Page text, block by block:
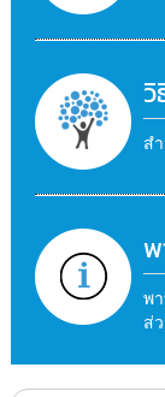
วิ
ส
พ
พ
ส่